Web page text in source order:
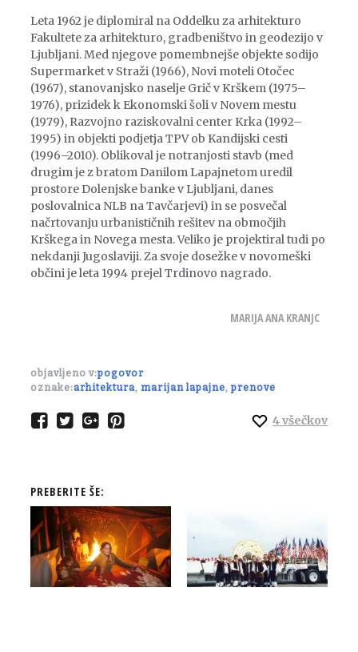
Leta 1962 je diplomiral na Oddelku za arhitekturo
Fakultete za arhitekturo, gradbeništvo in geodezijo v
Ljubljani. Med njegove pomembnejše objekte sodijo
Supermarket v Straži (1966), Novi moteli Otočec
(1967), stanovanjsko naselje Grič v Krškem (1975–
1976), prizidek k Ekonomski šoli v Novem mestu
(1979), Razvojno raziskovalni center Krka (1992–
1995) in objekti podjetja TPV ob Kandijski cesti
(1996–2010). Oblikoval je notranjosti stavb (med
drugim je z bratom Danilom Lapajnetom uredil
prostore Dolenjske banke v Ljubljani, danes
poslovalnica NLB na Tavčarjevi) in se posvečal
načrtovanju urbanističnih rešitev na območjih
Krškega in Novega mesta. Veliko je projektiral tudi po
nekdanji Jugoslaviji. Za svoje dosežke v novomeški
občini je leta 1994 prejel Trdinovo nagrado.
MARIJA ANA KRANJC
objavljeno v:pogovor
oznake:arhitektura, marijan lapajne, prenove
4všečkov
PREBERITE ŠE: